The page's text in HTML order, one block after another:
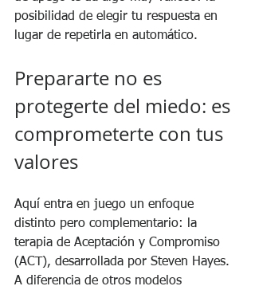
posibilidad de elegir tu respuesta en
lugar de repetirla en automático.
Prepararte no es
protegerte del miedo: es
comprometerte con tus
valores
Aquí entra en juego un enfoque
distinto pero complementario: la
terapia de Aceptación y Compromiso
(ACT), desarrollada por Steven Hayes.
A diferencia de otros modelos